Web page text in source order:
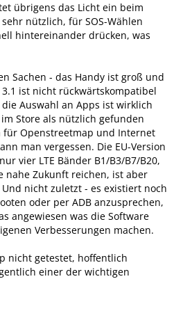
übrigens das Licht ein beim
nützlich, für SOS-Wählen
hintereinander drücken, was
Sachen - das Handy ist groß und
3.1 ist nicht rückwärtskompatibel
Auswahl an Apps ist wirklich
Store als nützlich gefunden
für Openstreetmap und Internet
man vergessen. Die EU-Version
vier LTE Bänder B1/B3/B7/B20,
nahe Zukunft reichen, ist aber
nicht zuletzt - es existiert noch
oder per ADB anzusprechen,
angewiesen was die Software
Verbesserungen machen.
nicht getestet, hoffentlich
einer der wichtigen